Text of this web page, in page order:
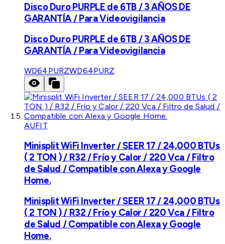
Disco Duro PURPLE de 6TB / 3 AÑOS DE
GARANTÍA / Para Videovigilancia
Disco Duro PURPLE de 6TB / 3 AÑOS DE
GARANTÍA / Para Videovigilancia
WD64PURZWD64PURZ
AUFIT
Minisplit WiFi Inverter / SEER 17 / 24,000 BTUs
( 2 TON ) / R32 / Frío y Calor / 220 Vca / Filtro
de Salud / Compatible con Alexa y Google
Home.
Minisplit WiFi Inverter / SEER 17 / 24,000 BTUs
( 2 TON ) / R32 / Frío y Calor / 220 Vca / Filtro
de Salud / Compatible con Alexa y Google
Home.